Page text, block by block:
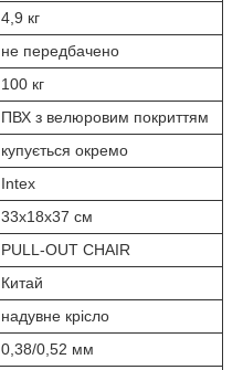
4,9 кг
не передбачено
100 кг
ПВХ з велюровим покриттям
купується окремо
Intex
33x18x37 см
PULL-OUT CHAIR
Китай
надувне крісло
0,38/0,52 мм